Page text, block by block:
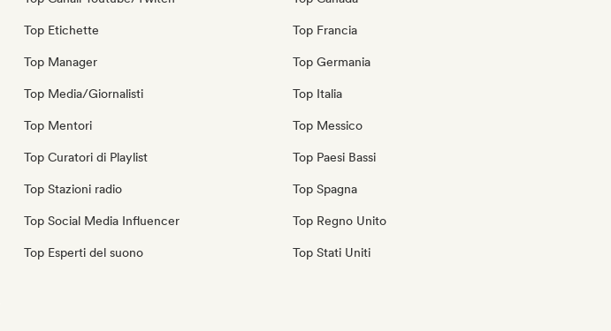
Top Etichette
Top Manager
Top Media/Giornalisti
Top Mentori
Top Curatori di Playlist
Top Stazioni radio
Top Social Media Influencer
Top Esperti del suono
Top Francia
Top Germania
Top Italia
Top Messico
Top Paesi Bassi
Top Spagna
Top Regno Unito
Top Stati Uniti